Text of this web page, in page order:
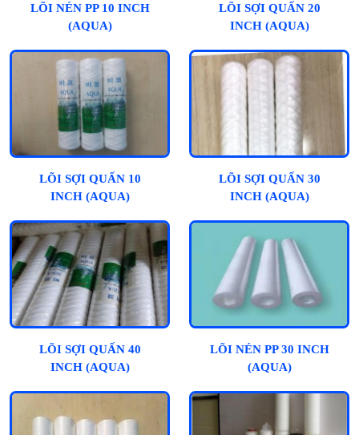
LÕI NÉN PP 10 INCH
(AQUA)
LÕI SỢI QUẤN 20
INCH (AQUA)
LÕI SỢI QUẤN 10
INCH (AQUA)
LÕI SỢI QUẤN 30
INCH (AQUA)
LÕI SỢI QUẤN 40
INCH (AQUA)
LÕI NÉN PP 30 INCH
(AQUA)